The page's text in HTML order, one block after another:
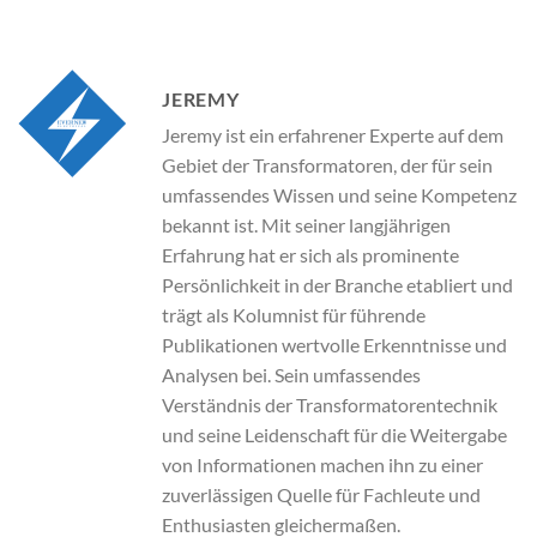
JEREMY
Jeremy ist ein erfahrener Experte auf dem
Gebiet der Transformatoren, der für sein
umfassendes Wissen und seine Kompetenz
bekannt ist. Mit seiner langjährigen
Erfahrung hat er sich als prominente
Persönlichkeit in der Branche etabliert und
trägt als Kolumnist für führende
Publikationen wertvolle Erkenntnisse und
Analysen bei. Sein umfassendes
Verständnis der Transformatorentechnik
und seine Leidenschaft für die Weitergabe
von Informationen machen ihn zu einer
zuverlässigen Quelle für Fachleute und
Enthusiasten gleichermaßen.